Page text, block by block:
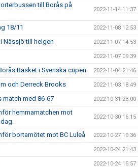
till Borås på
2022-11-14 11:37
18/11 2022-11-08 12:53
Nässjö till helgen 2022-11-07 14:53
2022-11-07 09:39
Basket i Svenska cupen 2022-11-04 21:46
och Derreck Brooks 2022-11-03 18:49
match med 86-67 2022-10-31 23:00
hemmamatchen mot
2022-10-30 16:15
bortamötet mot BC Luleå 2022-10-27 19:36
2022-10-24 21:43
2022-10-24 15:57